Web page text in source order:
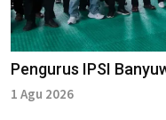
Pengurus IPSI
1 Agu 2026